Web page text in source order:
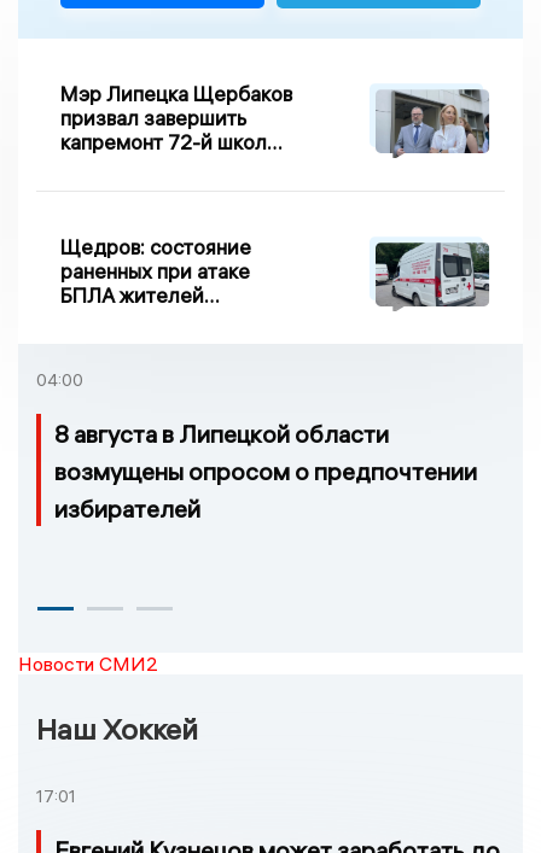
Мэр Липецка Щербаков
призвал завершить
капремонт 72-й школы
Щедров: состояние
раненных при атаке
БПЛА жителей
04:00
8 августа в Липецкой области
возмущены опросом о предпочтении
избирателей
Новости СМИ2
Наш Хоккей
17:01